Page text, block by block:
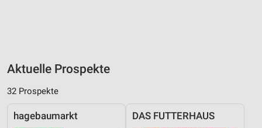
Aktuelle Prospekte
32 Prospekte
hagebaumarkt DAS FUTTERHAUS